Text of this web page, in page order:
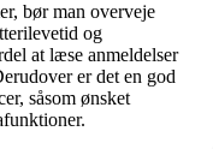
bør man overveje
og
at læse anmeldelser
er det en god
såsom ønsket